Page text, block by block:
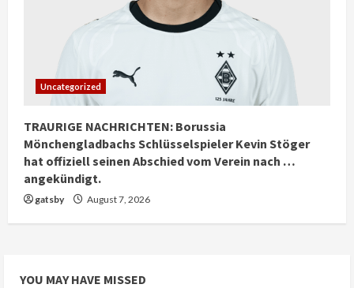
Uncategorized
TRAURIGE NACHRICHTEN: Borussia
Mönchengladbachs Schlüsselspieler Kevin Stöger
hat offiziell seinen Abschied vom Verein nach …
angekündigt.
gatsby August 7, 2026
YOU MAY HAVE MISSED